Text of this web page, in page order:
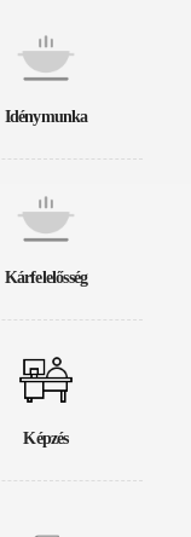
Idénymunka
Kárfelelősség
Képzés